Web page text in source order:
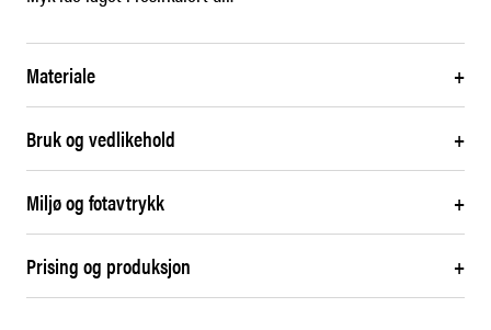
Materiale +
Bruk og vedlikehold +
Miljø og fotavtrykk +
Prising og produksjon +